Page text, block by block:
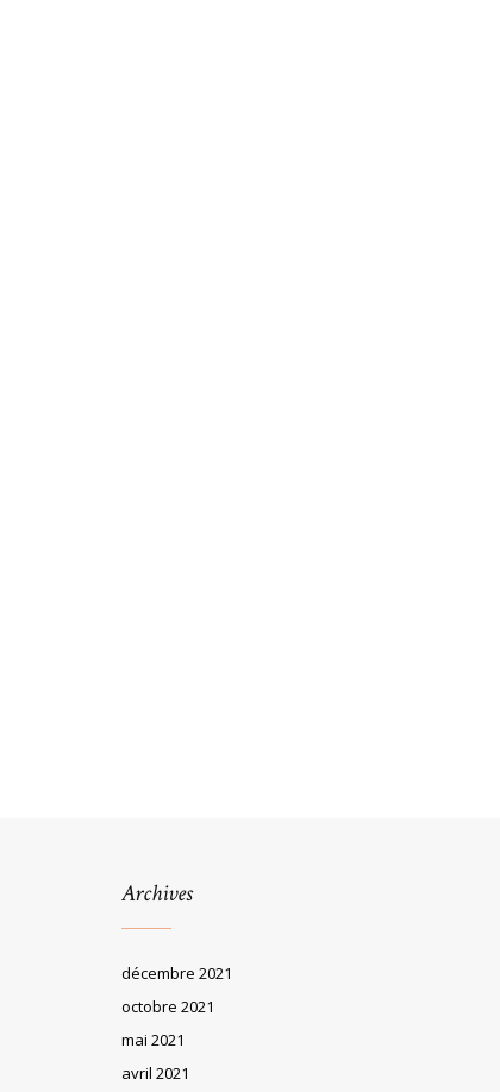
Archives
décembre 2021
octobre 2021
mai 2021
avril 2021